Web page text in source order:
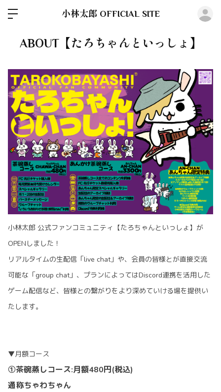
小林太郎 OFFICIAL SITE
ABOUT【たろちゃんといっしょ】
小林太郎 公式ファンコミュニティ【たろちゃんといっしょ】が
OPENしました！
リアルタイムの生配信「live chat」や、会員の皆様とが直接交流
可能な「group chat」、プランによってはDiscord連携を活用した
ゲーム配信など、皆様との繋がりをより深めていける場を提供い
たします。
▼月額コース
①茶碗蒸しコース:月額480円(税込)
通称ちゃわちゃん